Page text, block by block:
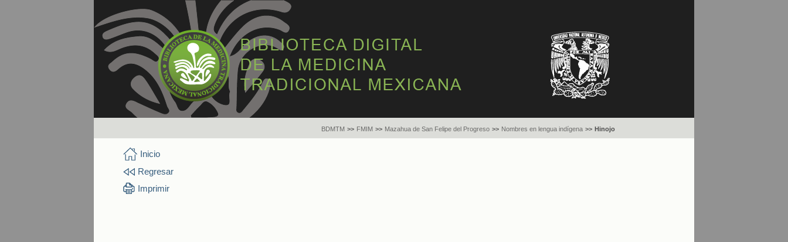
BDMTM >> FMIM >> Mazahua de San Felipe del Progreso >> Nombres en lengua indígena >> Hinojo
Inicio
Regresar
Imprimir